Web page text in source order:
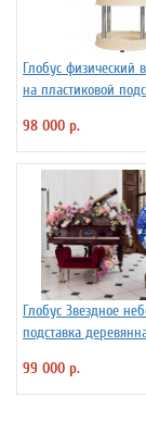
Глобус физический
на пластиковой
98 000 р.
Глобус Звездное
подставка
99 000 р.